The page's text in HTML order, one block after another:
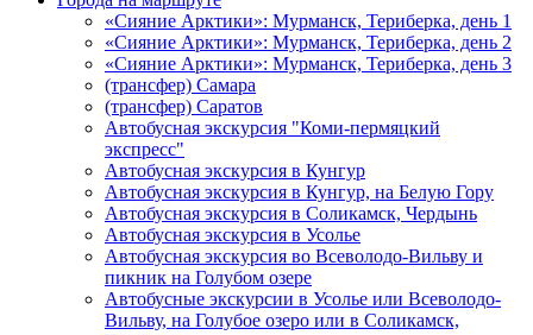
«Сияние Арктики»: Мурманск, Териберка, день 1
«Сияние Арктики»: Мурманск, Териберка, день 2
«Сияние Арктики»: Мурманск, Териберка, день 3
(трансфер) Самара
(трансфер) Саратов
Автобусная экскурсия "Коми-пермяцкий
экспресс"
Автобусная экскурсия в Кунгур
Автобусная экскурсия в Кунгур, на Белую Гору
Автобусная экскурсия в Соликамск, Чердынь
Автобусная экскурсия в Усолье
Автобусная экскурсия во Всеволодо-Вильву и
пикник на Голубом озере
Автобусные экскурсии в Усолье или Всеволодо-
Вильву, на Голубое озеро или в Соликамск,